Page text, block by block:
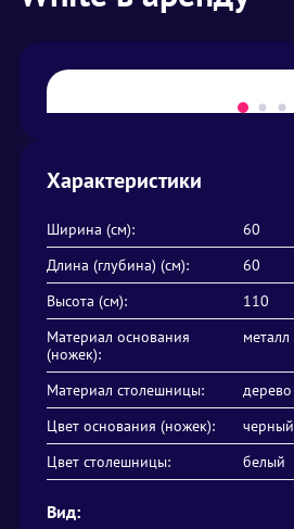
Характеристики
Ширина (см):
60
Длина (глубина) (см):
60
Высота (см):
110
Материал основания
(ножек):
металл
Материал столешницы:
дерево
Цвет основания (ножек):
черный
Цвет столешницы:
белый
Вид: